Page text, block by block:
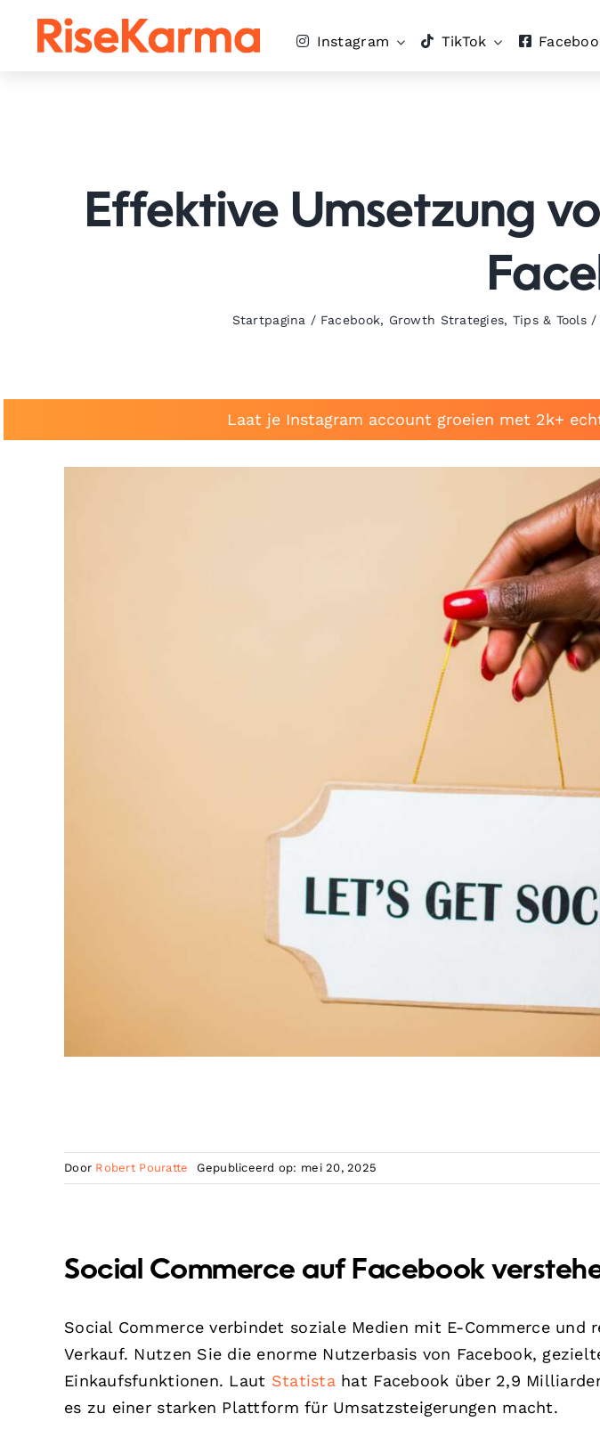
Instagram TikTok
Effektive Umsetzung
Startpagina / Facebook, Growth Strategies, Tips & Tools /
Laat je Instagram account groeien met 2k+
Door Robert Pouratte Gepubliceerd op: mei 20, 2025
Social Commerce auf Facebook
Social Commerce verbindet soziale Medien mit E-Commerce und
Verkauf. Nutzen Sie die enorme Nutzerbasis von Facebook,
Einkaufsfunktionen. Laut Statista hat Facebook über 2,9
es zu einer starken Plattform für Umsatzsteigerungen macht.